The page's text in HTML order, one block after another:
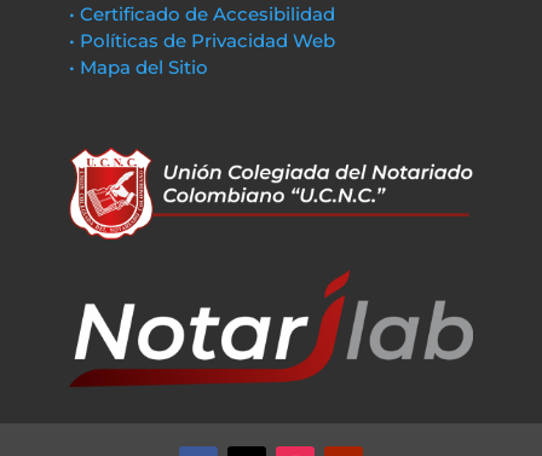
• Certificado de Accesibilidad
• Políticas de Privacidad Web
• Mapa del Sitio